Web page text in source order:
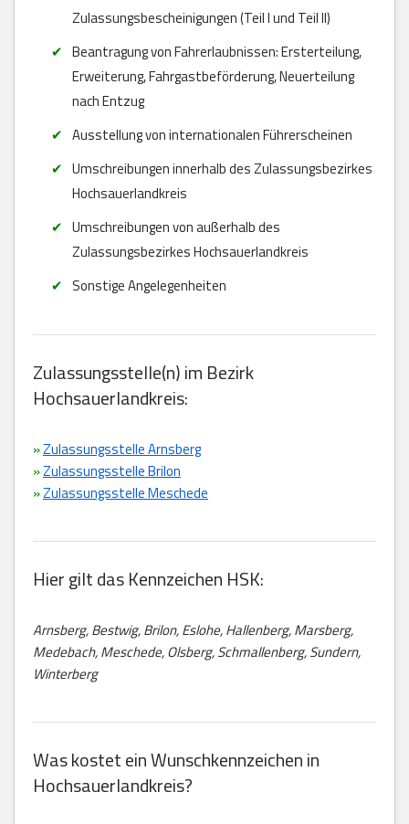
Zulassungsbescheinigungen (Teil I und Teil II)
Beantragung von Fahrerlaubnissen: Ersterteilung,
Erweiterung, Fahrgastbeförderung, Neuerteilung
nach Entzug
Ausstellung von internationalen Führerscheinen
Umschreibungen innerhalb des Zulassungsbezirkes
Hochsauerlandkreis
Umschreibungen von außerhalb des
Zulassungsbezirkes Hochsauerlandkreis
Sonstige Angelegenheiten
Zulassungsstelle(n) im Bezirk
Hochsauerlandkreis:
»Zulassungsstelle Arnsberg
»Zulassungsstelle Brilon
»Zulassungsstelle Meschede
Hier gilt das Kennzeichen HSK:
Arnsberg, Bestwig, Brilon, Eslohe, Hallenberg, Marsberg,
Medebach, Meschede, Olsberg, Schmallenberg, Sundern,
Winterberg
Was kostet ein Wunschkennzeichen in
Hochsauerlandkreis?